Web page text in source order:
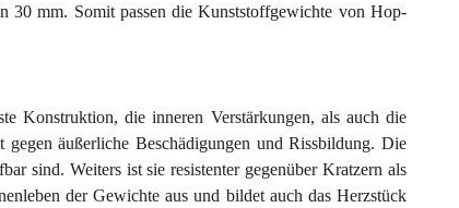
30 mm. Somit passen die Kunststoffgewichte von Hop-
Konstruktion, die inneren Verstärkungen, als auch die
äußerliche Beschädigungen und Rissbildung. Die
sind. Weiters ist sie resistenter gegenüber Kratzern als
der Gewichte aus und bildet auch das Herzstück